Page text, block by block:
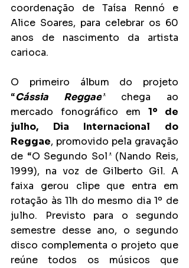
coordenação de Taísa Rennó e
Alice Soares, para celebrar os 60
anos de nascimento da artista
carioca.
O primeiro álbum do projeto
“Cássia Reggae” chega ao
mercado fonográfico em 1º de
julho, Dia Internacional do
Reggae, promovido pela gravação
de “O Segundo Sol” (Nando Reis,
1999), na voz de Gilberto Gil. A
faixa gerou clipe que entra em
rotação às 11h do mesmo dia 1º de
julho. Previsto para o segundo
semestre desse ano, o segundo
disco complementa o projeto que
reúne todos os músicos que